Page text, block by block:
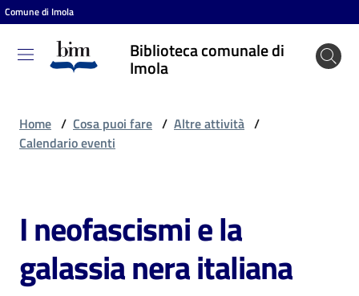
Vai al contenuto
Vai alla navigazione
Vai al footer
Comune di Imola
Biblioteca comunale di
Imola
Biblioteca
comunale
Cosa
puoi
fare
Home / Cosa puoi fare / Altre attività /
Calendario eventi
Salta al contenuto
I neofascismi e la
galassia nera italiana